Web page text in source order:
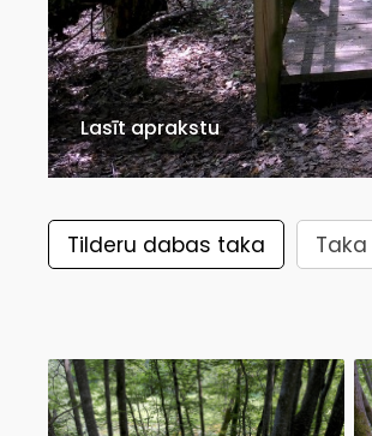
Lasīt aprakstu
Tilderu dabas taka Taka